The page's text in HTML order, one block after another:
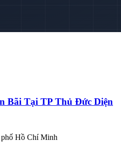
Bãi Tại TP Thủ Đức Diện
Hồ Chí Minh